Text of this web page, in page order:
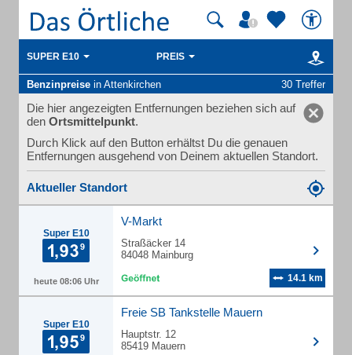
SUPER E10 PREIS
Benzinpreise in Attenkirchen 30 Treffer
Die hier angezeigten Entfernungen beziehen sich auf
den Ortsmittelpunkt.
Durch Klick auf den Button erhältst Du die genauen
Entfernungen ausgehend von Deinem aktuellen Standort.
Aktueller Standort
Super E10
heute 08:06 Uhr
V-Markt
Straßäcker 14
84048 Mainburg
14.1 km
Super E10
Freie SB Tankstelle Mauern
Hauptstr. 12
85419 Mauern